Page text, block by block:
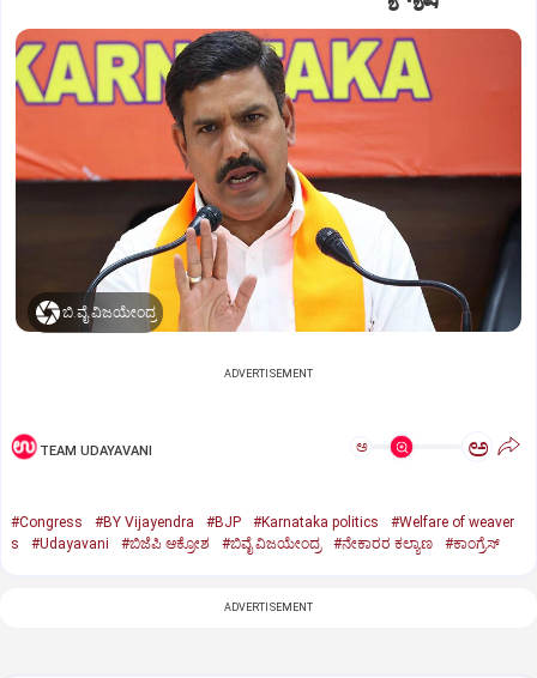
ಬಿ.ವೈ.ವಿಜಯೇಂದ್ರ
ADVERTISEMENT
TEAM UDAYAVANI ಅ ಅ
#Congress #BY Vijayendra #BJP #Karnataka politics
#Welfare of weaver
s
#Udayavani #ಬಿಜೆಪಿ ಆಕ್ರೋಶ #ಬಿವೈ ವಿಜಯೇಂದ್ರ #ನೇಕಾರರ ಕಲ್ಯಾಣ #ಕಾಂಗ್ರೆಸ್‌
ADVERTISEMENT